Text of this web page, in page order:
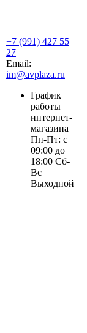
+7 (991) 427 55
27
Email:
im@avplaza.ru
График
работы
интернет-
магазина
Пн-Пт: с
09:00 до
18:00 Сб-
Вс
Выходной